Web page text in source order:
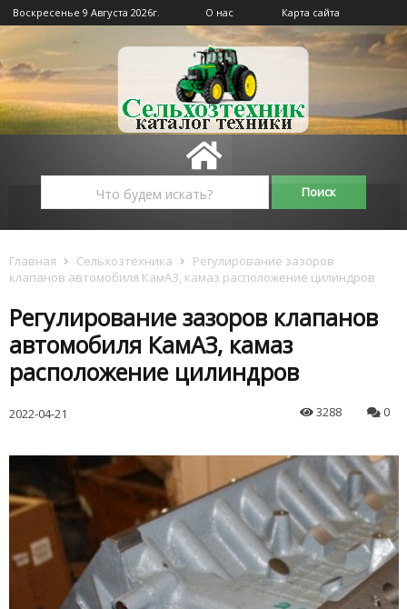
Воскресенье 9 Августа 2026г. О нас Карта сайта
Главная Сельхозтехника
Регулирование зазоров
клапанов автомобиля КамАЗ, камаз расположение цилиндров
Регулирование зазоров клапанов
автомобиля КамАЗ, камаз
расположение цилиндров
2022-04-21 3288 0